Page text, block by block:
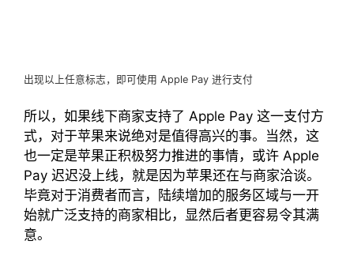
出现以上任意标志，即可使用 Apple Pay 进行支付
所以，如果线下商家支持了 Apple Pay 这一支付方
式，对于苹果来说绝对是值得高兴的事。当然，这
也一定是苹果正积极努力推进的事情，或许 Apple
Pay 迟迟没上线，就是因为苹果还在与商家洽谈。
毕竟对于消费者而言，陆续增加的服务区域与一开
始就广泛支持的商家相比，显然后者更容易令其满
意。